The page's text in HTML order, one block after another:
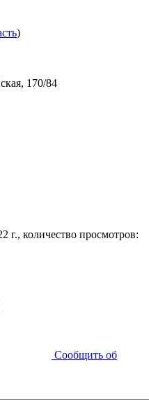
)
170/84
г., количество просмотров:
Сообщить об